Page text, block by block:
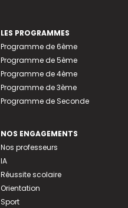
LES PROGRAMMES
Programme de 6ème
Programme de 5ème
Programme de 4ème
Programme de 3ème
Programme de Seconde
NOS ENGAGEMENTS
Nos professeurs
IA
Réussite scolaire
Orientation
Sport